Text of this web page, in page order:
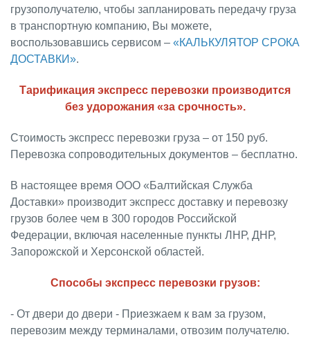
грузополучателю, чтобы запланировать передачу груза
в транспортную компанию, Вы можете,
воспользовавшись сервисом – «КАЛЬКУЛЯТОР СРОКА
ДОСТАВКИ».
Тарификация экспресс перевозки производится
без удорожания «за срочность».
Стоимость экспресс перевозки груза – от 150 руб.
Перевозка сопроводительных документов – бесплатно.
В настоящее время ООО «Балтийская Служба
Доставки» производит экспресс доставку и перевозку
грузов более чем в 300 городов Российской
Федерации, включая населенные пункты ЛНР, ДНР,
Запорожской и Херсонской областей.
Способы экспресс перевозки грузов:
- От двери до двери - Приезжаем к вам за грузом,
перевозим между терминалами, отвозим получателю.